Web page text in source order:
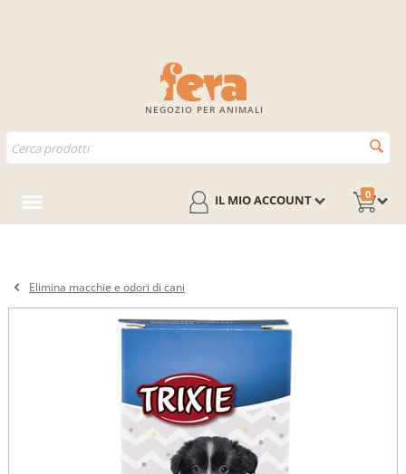
NEGOZIO PER ANIMALI
0
IL MIO ACCOUNT
Elimina macchie e odori di cani